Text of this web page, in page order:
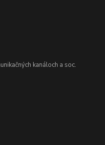
kanáloch a soc.